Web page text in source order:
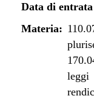
Data di
Materia: